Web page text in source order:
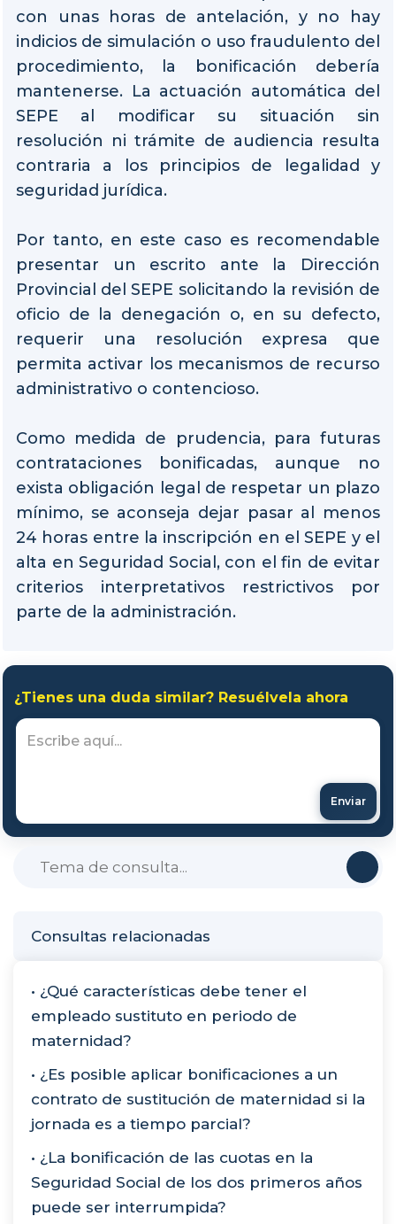
Consultas relacionadas
• ¿Qué características debe tener el
empleado sustituto en periodo de
maternidad?
• ¿Es posible aplicar bonificaciones a un
contrato de sustitución de maternidad si la
jornada es a tiempo parcial?
• ¿La bonificación de las cuotas en la
Seguridad Social de los dos primeros años
puede ser interrumpida?
con unas horas de antelación, y no hay
indicios de simulación o uso fraudulento del
procedimiento, la bonificación debería
mantenerse. La actuación automática del
SEPE al modificar su situación sin
resolución ni trámite de audiencia resulta
contraria a los principios de legalidad y
seguridad jurídica.
Por tanto, en este caso es recomendable
presentar un escrito ante la Dirección
Provincial del SEPE solicitando la revisión de
oficio de la denegación o, en su defecto,
requerir una resolución expresa que
permita activar los mecanismos de recurso
administrativo o contencioso.
Como medida de prudencia, para futuras
contrataciones bonificadas, aunque no
exista obligación legal de respetar un plazo
mínimo, se aconseja dejar pasar al menos
24 horas entre la inscripción en el SEPE y el
alta en Seguridad Social, con el fin de evitar
criterios interpretativos restrictivos por
parte de la administración.
¿Tienes una duda similar? Resuélvela ahora
Enviar